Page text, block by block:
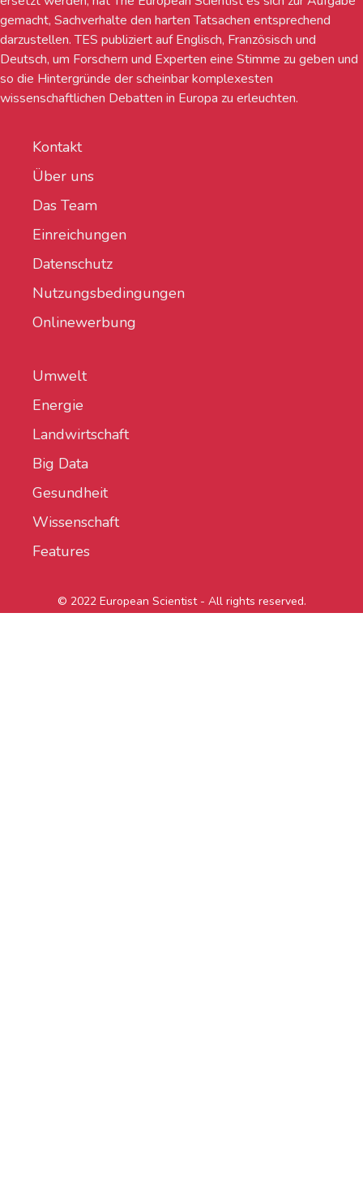
gemacht, Sachverhalte den harten Tatsachen entsprechend
darzustellen. TES publiziert auf Englisch, Französisch und
Deutsch, um Forschern und Experten eine Stimme zu geben und
so die Hintergründe der scheinbar komplexesten
wissenschaftlichen Debatten in Europa zu erleuchten.
Kontakt
Über uns
Das Team
Einreichungen
Datenschutz
Nutzungsbedingungen
Onlinewerbung
Umwelt
Energie
Landwirtschaft
Big Data
Gesundheit
Wissenschaft
Features
© 2022 European Scientist - All rights reserved.